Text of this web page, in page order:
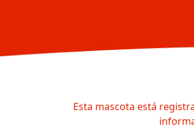
Esta mascota está